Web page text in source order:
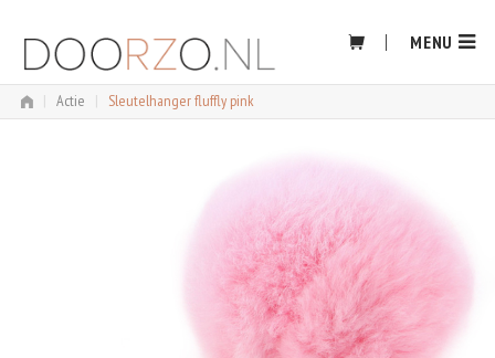
content
MENU
| Actie | Sleutelhanger fluffly pink